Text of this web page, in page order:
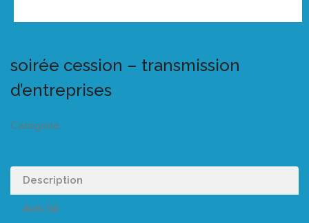
soirée cession – transmission
d’entreprises
Catégorie :
Description
Avis (0)